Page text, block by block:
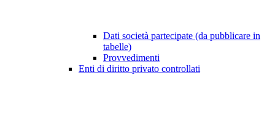
Dati società partecipate (da pubblicare in
tabelle)
Provvedimenti
Enti di diritto privato controllati